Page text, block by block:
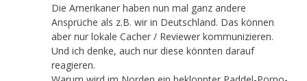
Die Amerikaner haben nun mal ganz andere
Ansprüche als z.B. wir in Deutschland. Das können
aber nur lokale Cacher / Reviewer kommunizieren.
Und ich denke, auch nur diese könnten darauf
reagieren.